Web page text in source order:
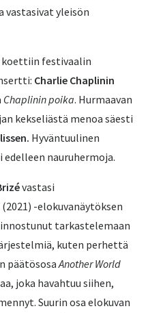
vastasivat yleisön
koettiin festivaalin
Charlie Chaplinin
Chaplinin poika. Hurmaavan
kekseliästä menoa säesti
Hyväntuulinen
nauruhermoja.
vastasi
(2021) -elokuvanäytöksen
tarkastelemaan
kuten perhettä
päätösosa Another World
joka havahtuu siihen,
Suurin osa elokuvan